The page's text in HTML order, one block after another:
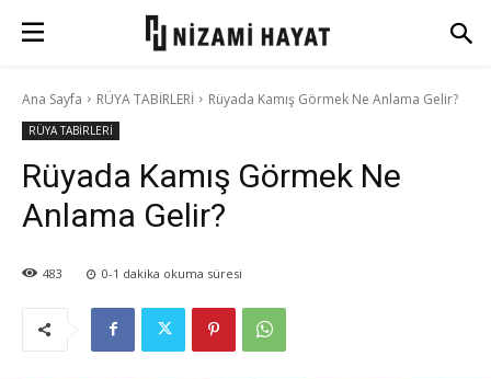
Ana Sayfa RÜYA TABİRLERİ Rüyada Kamış Görmek Ne Anlama Gelir?
RÜYA TABİRLERİ
Rüyada Kamış Görmek Ne
Anlama Gelir?
483 0-1 dakika okuma süresi